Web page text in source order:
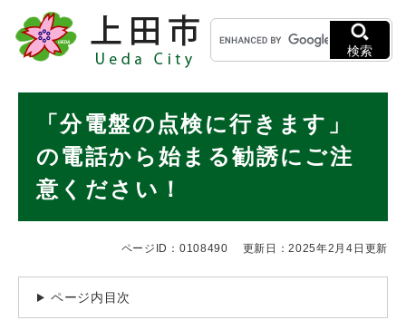
メニューを飛ばして本文へ
キ
ー
ワ
検
検索
「分電盤の点検に行きます」
の電話から始まる勧誘にご注
意ください！
ページID：0108490 更新日：2025年2月4日更新
ページ内目次